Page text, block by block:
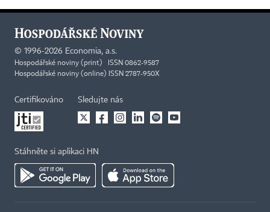
© 1996-2026 Economia, a.s.
Hospodářské noviny (print) ISSN 0862-9587
Hospodářské noviny (online) ISSN 2787-950X
Certifikováno Sledujte nás
Stáhněte si aplikaci HN